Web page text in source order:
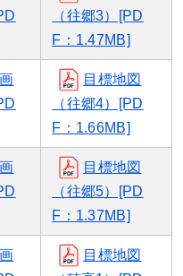
（往郷3）[PD
F：1.47MB]
目標地図
（往郷4）[PD
F：1.66MB]
目標地図
（往郷5）[PD
F：1.37MB]
目標地図